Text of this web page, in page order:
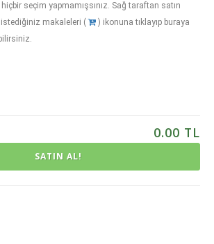
hiçbir seçim yapmamışsınız. Sağ taraftan satın
makaleleri (
) ikonuna tıklayıp buraya
0.00 TL
SATIN AL!